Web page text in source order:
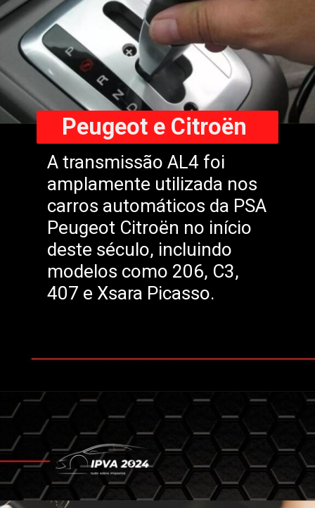
A transmissão AL4 foi
amplamente utilizada nos
carros automáticos da PSA
Peugeot Citroën no início
deste século, incluindo
modelos como 206, C3,
407 e Xsara Picasso.
Peugeot e Citroën